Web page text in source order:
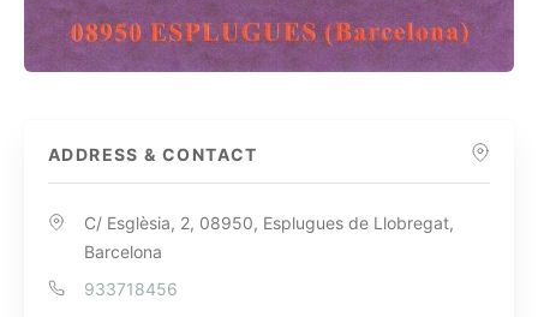
ADDRESS & CONTACT
C/ Esglèsia, 2, 08950, Esplugues de Llobregat,
Barcelona
933718456